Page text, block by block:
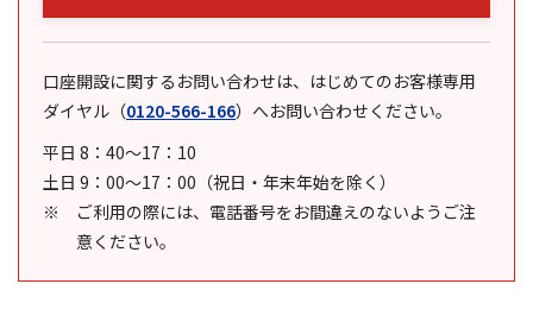
口座開設に関するお問い合わせは、はじめてのお客様専用
ダイヤル （0120-566-166） へお問い合わせください。
平日 8：40～17：10
土日 9：00～17：00（祝日・年末年始を除く）
ご利用の際には、電話番号をお間違えのないようご注
意ください。